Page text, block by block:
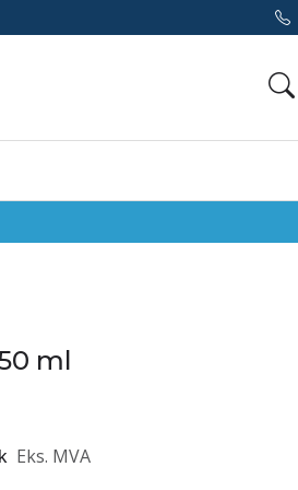
ml
Eks. MVA